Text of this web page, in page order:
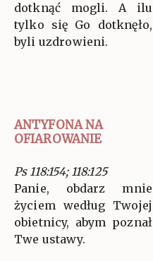
dotknąć mogli. A ilu
tylko się Go dotknęło,
byli uzdrowieni.
ANTYFONA NA
OFIAROWANIE
Ps 118:154; 118:125
Panie, obdarz mnie
życiem według Twojej
obietnicy, abym poznał
Twe ustawy.